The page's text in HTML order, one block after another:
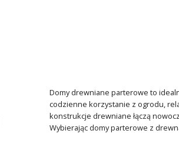
Domy drewniane parterowe to
codzienne korzystanie z ogrodu,
konstrukcje drewniane łączą
Wybierając domy parterowe z